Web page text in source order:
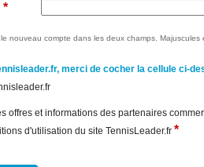
*
nouveau compte dans les deux champs. Majuscules
merci de cocher la cellule ci-
offres et informations des partenaires
d'utilisation du site TennisLeader.fr *